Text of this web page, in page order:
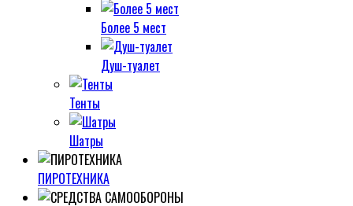
Более 5 мест
Душ-туалет
Тенты
Шатры
ПИРОТЕХНИКА